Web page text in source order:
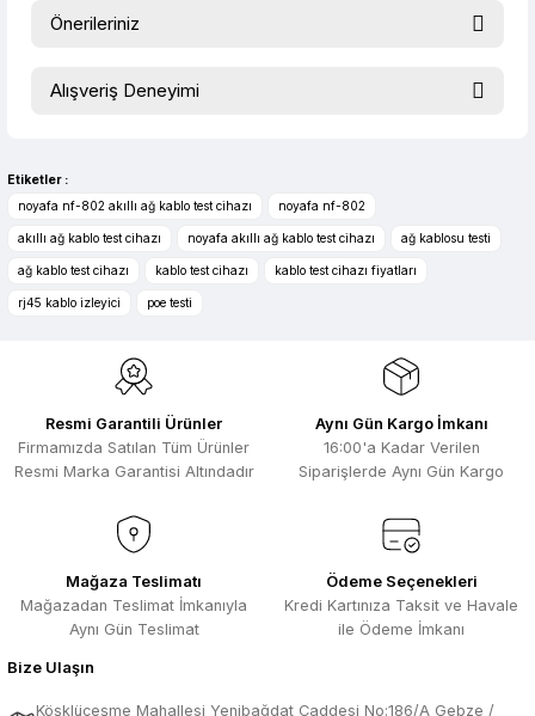
Önerileriniz
konularda yetersiz gördüğünüz noktaları öneri formunu
Ürün resmi kalitesiz, bozuk veya görüntülenemiyor.
Ürün açıklamasında eksik bilgiler bulunuyor.
Ürün bilgilerinde hatalar bulunuyor.
Ürün fiyatı diğer sitelerden daha pahalı.
Alışveriş Deneyimi
Selim Toprak | 04/08/2026
Zengin ürün çesidi ve belirli marka
bulunuyor. Özellikle unit ,prolink ,gibi
ürünlerin ithalatçısı olması hasebi ile
Kısa sürede geldi. Ürünler de iyi
sarılmıştı. Gayet iyi
F... D... | 06/07/2026
Makine çok iyi herkese tavsiye
ediyorum güçlü bir havya
A... A... | 23/04/2026
Etiketler :
noyafa nf-802 akıllı ağ kablo test cihazı
noyafa nf-802
akıllı ağ kablo test cihazı noyafa akıllı ağ kablo test cihazı ağ kablosu testi
ağ kablo test cihazı kablo test cihazı kablo test cihazı fiyatları
rj45 kablo izleyici poe testi
Resmi Garantili Ürünler
Firmamızda Satılan Tüm Ürünler
Resmi Marka Garantisi Altındadır
Aynı Gün Kargo İmkanı
16:00'a Kadar Verilen
Siparişlerde Aynı Gün Kargo
Mağaza Teslimatı
Mağazadan Teslimat İmkanıyla
Aynı Gün Teslimat
Ödeme Seçenekleri
Kredi Kartınıza Taksit ve Havale
ile Ödeme İmkanı
Bize Ulaşın
Köşklüçeşme Mahallesi Yenibağdat Caddesi No:186/A Gebze /